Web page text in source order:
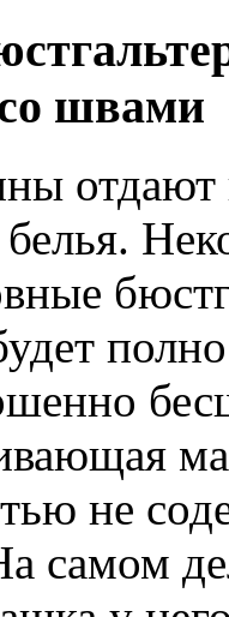
швами
отдают
не
самом